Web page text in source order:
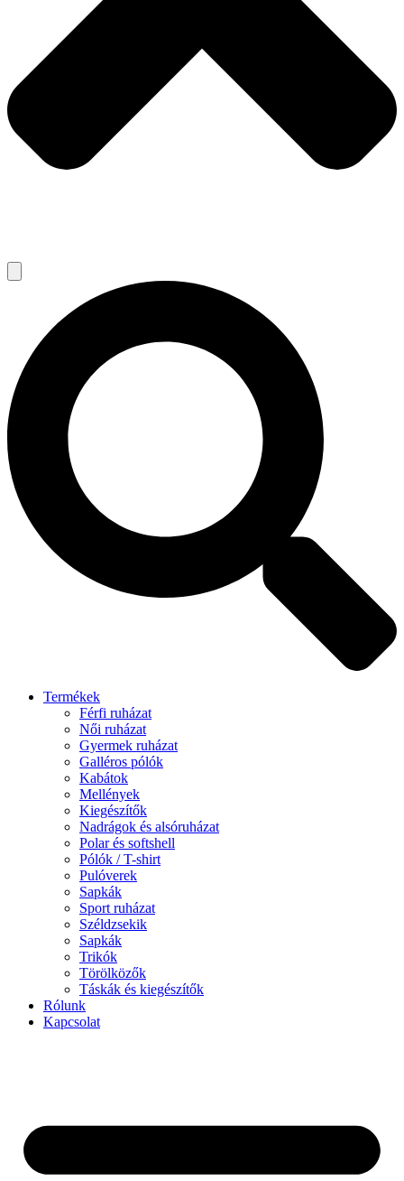
Termékek
Férfi ruházat
Női ruházat
Gyermek ruházat
Galléros pólók
Kabátok
Mellények
Kiegészítők
Nadrágok és alsóruházat
Polar és softshell
Pólók / T-shirt
Pulóverek
Sapkák
Sport ruházat
Széldzsekik
Sapkák
Trikók
Törölközők
Táskák és kiegészítők
Rólunk
Kapcsolat